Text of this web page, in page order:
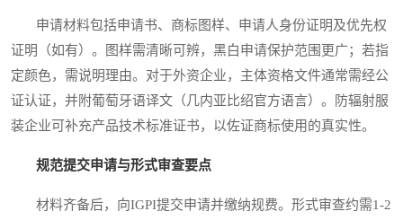
申请材料包括申请书、商标图样、申请人身份证明及优先权
证明（如有）。图样需清晰可辨，黑白申请保护范围更广；若指
定颜色，需说明理由。对于外资企业，主体资格文件通常需经公
证认证，并附葡萄牙语译文（几内亚比绍官方语言）。防辐射服
装企业可补充产品技术标准证书，以佐证商标使用的真实性。
规范提交申请与形式审查要点
材料齐备后，向IGPI提交申请并缴纳规费。形式审查约需1-2